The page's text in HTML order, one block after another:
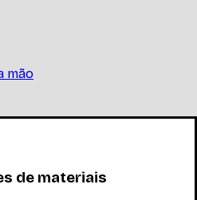
mão
Simulação
SANTA CATARINA
de materiais